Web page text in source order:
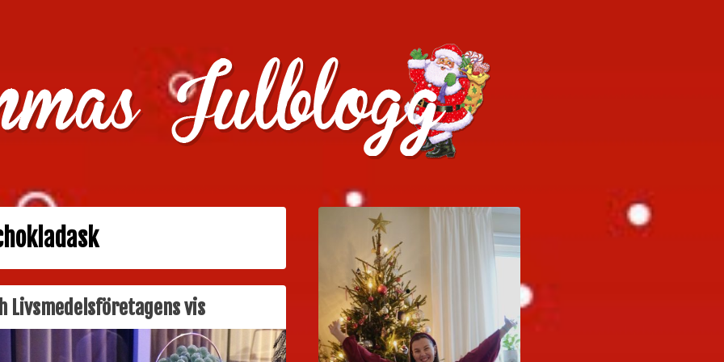
julklappstips, julkalendrar, adventskalendrar , julpyssel och julrecept!
Livsmedelsföretagens vis